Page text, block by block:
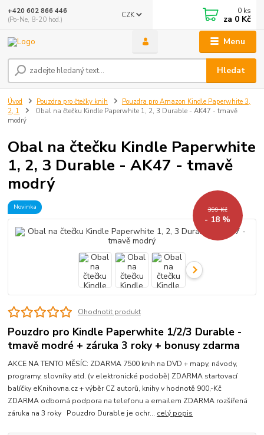
Menu
CZK
Hledat
+420 602 866 446
(Po-Ne, 8-20 hod.)
0 ks
za 0 Kč
Úvod Pouzdra pro čtečky knih
Pouzdra pro Amazon Kindle Paperwhite 3,
2, 1
Obal na čtečku Kindle Paperwhite 1, 2, 3 Durable - AK47 - tmavě
modrý
Obal na čtečku Kindle Paperwhite
1, 2, 3 Durable - AK47 - tmavě
modrý
Novinka 399 Kč
- 18 %
Ohodnotit produkt
Pouzdro pro Kindle Paperwhite 1/2/3 Durable -
tmavě modré + záruka 3 roky + bonusy zdarma
AKCE NA TENTO MĚSÍC: ZDARMA 7500 knih na DVD + mapy, návody,
programy, slovníky atd. (v elektronické podobě) ZDARMA startovací
balíčky eKnihovna.cz + výběr CZ autorů, knihy v hodnotě 900,-Kč
ZDARMA odborná podpora na telefonu a emailem ZDARMA rozšířená
záruka na 3 roky Pouzdro Durable je ochr... celý popis